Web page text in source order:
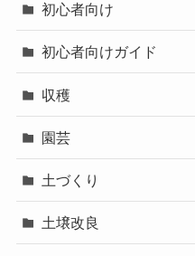
初心者向け
初心者向けガイド
収穫
園芸
土づくり
土壌改良